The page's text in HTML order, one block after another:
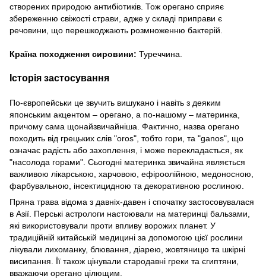
створених природою антибіотиків. Тож орегано сприяє
збереженню свіжості страви, адже у складі приправи є
речовини, що перешкоджають розмноженню бактерій.
Країна походження сировини: Туреччина
Історія застосування
По-європейськи це звучить вишукано і навіть з деяким
японським акцентом – орегано, а по-нашому – материнка,
причому сама щонайзвичайніша. Фактично, назва орегано
походить від грецьких слів "oros", тобто гори, та "ganos", що
означає радість або захоплення, і може перекладається, як
"насолода горами". Сьогодні материнка звичайна являється
важливою лікарською, харчовою, ефіроолійною, медоносною,
фарбувальною, інсектицидною та декоративною рослиною.
Пряна трава відома з давніх-давен і спочатку застосовувалася
в Азії. Перські астрологи настоювали на материнці бальзами,
які використовували проти впливу ворожих планет. У
традиційній китайській медицині за допомогою цієї рослини
лікували лихоманку, блювання, діарею, жовтяницю та шкірні
висипання. Її також цінували стародавні греки та єгиптяни,
вважаючи орегано цілющим.